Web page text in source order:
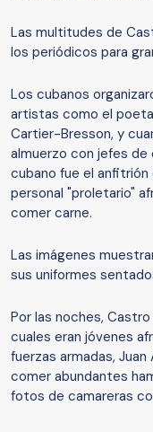
Las multitudes de
los periódicos para
Los cubanos
artistas como el
Cartier-Bresson, y
almuerzo con jefes
cubano fue el
personal "proletario"
comer carne.
Las imágenes
sus uniformes
Por las noches,
cuales eran jóvenes
fuerzas armadas,
comer abundantes
fotos de camareras